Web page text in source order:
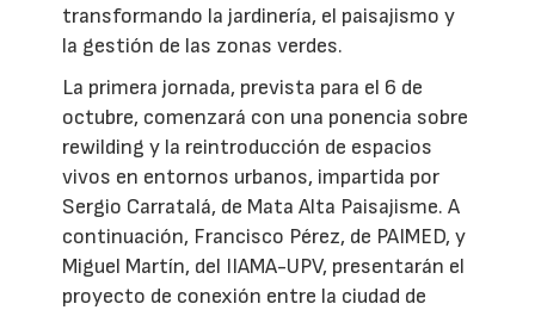
transformando la jardinería, el paisajismo y
la gestión de las zonas verdes.
La primera jornada, prevista para el 6 de
octubre, comenzará con una ponencia sobre
rewilding y la reintroducción de espacios
vivos en entornos urbanos, impartida por
Sergio Carratalá, de Mata Alta Paisajisme. A
continuación, Francisco Pérez, de PAIMED, y
Miguel Martín, del IIAMA-UPV, presentarán el
proyecto de conexión entre la ciudad de